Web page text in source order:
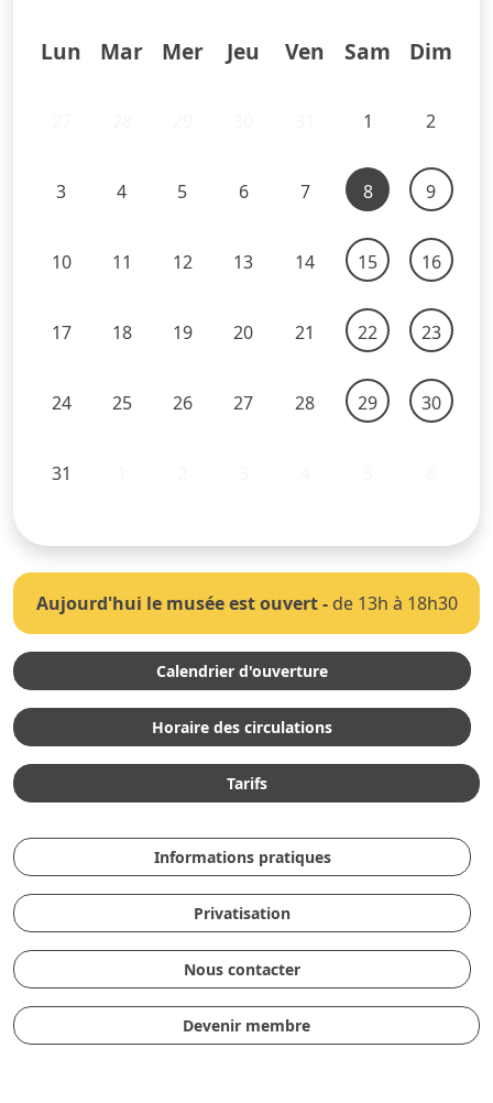
Lun Mar Mer Jeu Ven Sam Dim
1 2
3 4 5 6 7 8 9
10 11 12 13 14 15 16
17 18 19 20 21 22 23
24 25 26 27 28 29 30
31
Aujourd'hui le musée est ouvert- de 13h à 18h30
Calendrier d'ouverture
Horaire des circulations
Tarifs
Informations pratiques
Privatisation
Nous contacter
Devenir membre